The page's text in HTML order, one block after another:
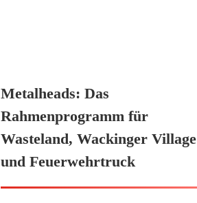
Metalheads: Das
Rahmenprogramm für
Wasteland, Wackinger Village
und Feuerwehrtruck